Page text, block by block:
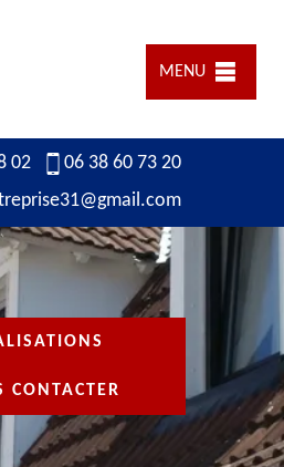
MENU
02
06 38 60 73 20
CONTACTER